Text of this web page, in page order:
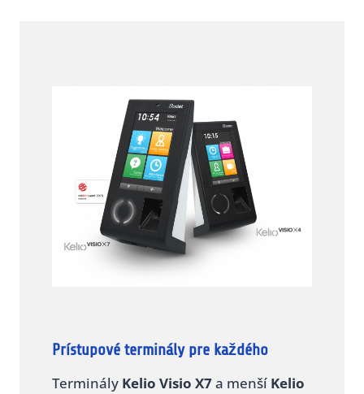
Prístupové terminály pre každého
Terminály Kelio Visio X7a menší Kelio